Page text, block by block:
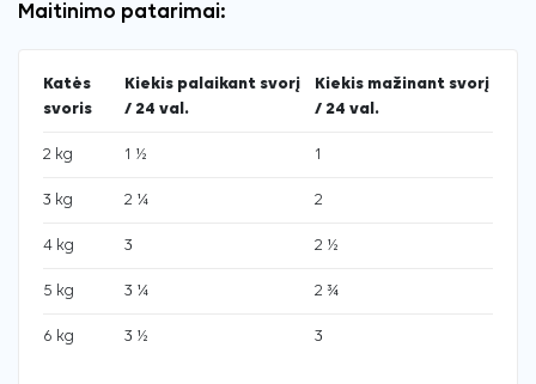
Maitinimo patarimai:
Katės
svoris
Kiekis palaikant svorį
/ 24 val.
Kiekis mažinant svorį
/ 24 val.
2 kg 1 ½ 1
3 kg 2 ¼ 2
4 kg 3 2 ½
5 kg 3 ¼ 2 ¾
6 kg 3 ½ 3